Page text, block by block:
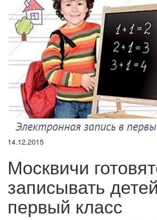
14.12.2015
Москвичи
записывать
первый класс